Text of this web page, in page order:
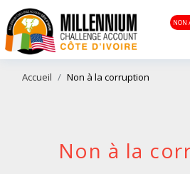
NON
Accueil Non à la corruption
Non à la